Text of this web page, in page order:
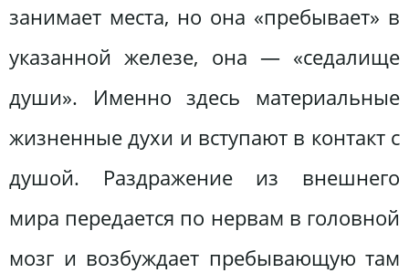
занимает места, но она «пребывает» в
указанной железе, она — «седалище
души». Именно здесь материальные
жизненные духи и вступают в контакт с
душой. Раздражение из внешнего
мира передается по нервам в головной
мозг и возбуждает пребывающую там